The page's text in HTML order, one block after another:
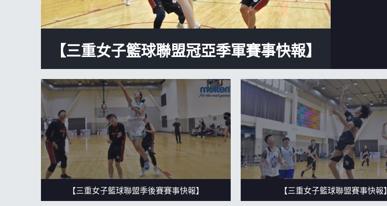
Max中壢籃球聯盟
ELITE週日籃球聯盟-中壢場
【三重女子籃球聯盟冠亞季軍賽事快報】
【三重女子籃球聯盟季後賽賽事快報】 【三重女子籃球聯盟賽事快報】